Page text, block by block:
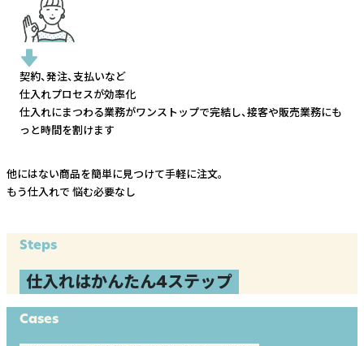
契約、発注、支払いなど
仕入れプロセスが効率化
仕入れにまつわる業務がワンストップで完結し、接客や販売業務にも
っと時間を割けます
他にはない商品を簡単に見つけて手軽に注文。
もう仕入れで 悩む必要なし
Steps
仕入れはかんたん4ステップ
Cases